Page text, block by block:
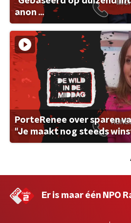
anon ...
PorteRenee over sparen
"Je maakt nog steeds
Er is maar één NPO